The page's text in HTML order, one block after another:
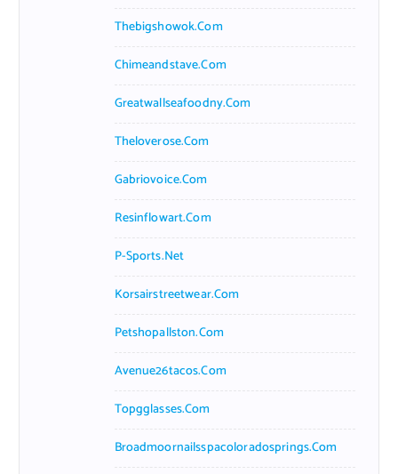
Thebigshowok.com
Chimeandstave.com
Greatwallseafoodny.com
Theloverose.com
Gabriovoice.com
Resinflowart.com
P-Sports.net
Korsairstreetwear.com
Petshopallston.com
Avenue26tacos.com
Topgglasses.com
Broadmoornailsspacoloradosprings.com